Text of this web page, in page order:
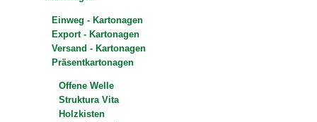
Einweg - Kartonagen
Export - Kartonagen
Versand - Kartonagen
Präsentkartonagen
Offene Welle
Struktura Vita
Holzkisten